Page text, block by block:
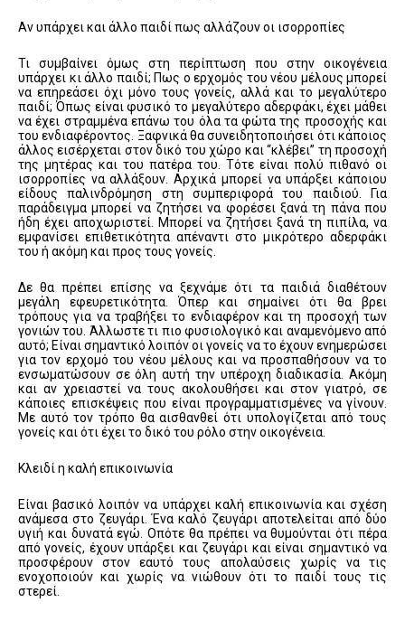
Αν υπάρχει και άλλο παιδί πως αλλάζουν οι ισορροπίες
Τι συμβαίνει όμως στη περίπτωση που στην οικογένεια
υπάρχει κι άλλο παιδί; Πως ο ερχομός του νέου μέλους μπορεί
να επηρεάσει όχι μόνο τους γονείς, αλλά και το μεγαλύτερο
παιδί; Όπως είναι φυσικό το μεγαλύτερο αδερφάκι, έχει μάθει
να έχει στραμμένα επάνω του όλα τα φώτα της προσοχής και
του ενδιαφέροντος. Ξαφνικά θα συνειδητοποιήσει ότι κάποιος
άλλος εισέρχεται στον δικό του χώρο και “κλέβει” τη προσοχή
της μητέρας και του πατέρα του. Τότε είναι πολύ πιθανό οι
ισορροπίες να αλλάξουν. Αρχικά μπορεί να υπάρξει κάποιου
είδους παλινδρόμηση στη συμπεριφορά του παιδιού. Για
παράδειγμα μπορεί να ζητήσει να φορέσει ξανά τη πάνα που
ήδη έχει αποχωριστεί. Μπορεί να ζητήσει ξανά τη πιπίλα, να
εμφανίσει επιθετικότητα απέναντι στο μικρότερο αδερφάκι
του ή ακόμη και προς τους γονείς.
Δε θα πρέπει επίσης να ξεχνάμε ότι τα παιδιά διαθέτουν
μεγάλη εφευρετικότητα. Όπερ και σημαίνει ότι θα βρει
τρόπους για να τραβήξει το ενδιαφέρον και τη προσοχή των
γονιών του. Άλλωστε τι πιο φυσιολογικό και αναμενόμενο από
αυτό; Είναι σημαντικό λοιπόν οι γονείς να το έχουν ενημερώσει
για τον ερχομό του νέου μέλους και να προσπαθήσουν να το
ενσωματώσουν σε όλη αυτή την υπέροχη διαδικασία. Ακόμη
και αν χρειαστεί να τους ακολουθήσει και στον γιατρό, σε
κάποιες επισκέψεις που είναι προγραμματισμένες να γίνουν.
Με αυτό τον τρόπο θα αισθανθεί ότι υπολογίζεται από τους
γονείς και ότι έχει το δικό του ρόλο στην οικογένεια.
Κλειδί η καλή επικοινωνία
Είναι βασικό λοιπόν να υπάρχει καλή επικοινωνία και σχέση
ανάμεσα στο ζευγάρι. Ένα καλό ζευγάρι αποτελείται από δύο
υγιή και δυνατά εγώ. Οπότε θα πρέπει να θυμούνται ότι πέρα
από γονείς, έχουν υπάρξει και ζευγάρι και είναι σημαντικό να
προσφέρουν στον εαυτό τους απολαύσεις χωρίς να τις
ενοχοποιούν και χωρίς να νιώθουν ότι το παιδί τους τις
στερεί.